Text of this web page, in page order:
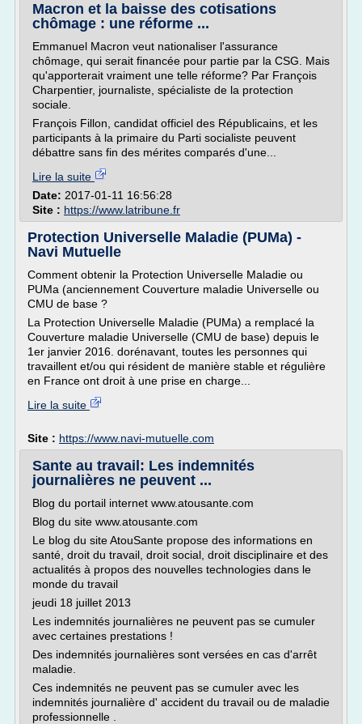
Macron et la baisse des cotisations
chômage : une réforme ...
Emmanuel Macron veut nationaliser l'assurance
chômage, qui serait financée pour partie par la CSG. Mais
qu'apporterait vraiment une telle réforme? Par François
Charpentier, journaliste, spécialiste de la protection
sociale.
François Fillon, candidat officiel des Républicains, et les
participants à la primaire du Parti socialiste peuvent
débattre sans fin des mérites comparés d'une...
Lire la suite
Date: 2017-01-11 16:56:28
Site : https://www.latribune.fr
Protection Universelle Maladie (PUMa) -
Navi Mutuelle
Comment obtenir la Protection Universelle Maladie ou
PUMa (anciennement Couverture maladie Universelle ou
CMU de base ?
La Protection Universelle Maladie (PUMa) a remplacé la
Couverture maladie Universelle (CMU de base) depuis le
1er janvier 2016. dorénavant, toutes les personnes qui
travaillent et/ou qui résident de manière stable et régulière
en France ont droit à une prise en charge...
Lire la suite
Site : https://www.navi-mutuelle.com
Sante au travail: Les indemnités
journalières ne peuvent ...
Blog du portail internet www.atousante.com
Blog du site www.atousante.com
Le blog du site AtouSante propose des informations en
santé, droit du travail, droit social, droit disciplinaire et des
actualités à propos des nouvelles technologies dans le
monde du travail
jeudi 18 juillet 2013
Les indemnités journalières ne peuvent pas se cumuler
avec certaines prestations !
Des indemnités journalières sont versées en cas d'arrêt
maladie.
Ces indemnités ne peuvent pas se cumuler avec les
indemnités journalière d' accident du travail ou de maladie
professionnelle .